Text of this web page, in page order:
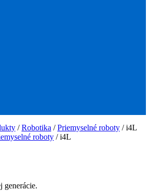
/Robotika /Priemyselné roboty /i4L
roboty / i4L
generácie.